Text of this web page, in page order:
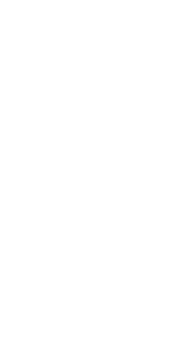
истории,
шаржи, стихи,